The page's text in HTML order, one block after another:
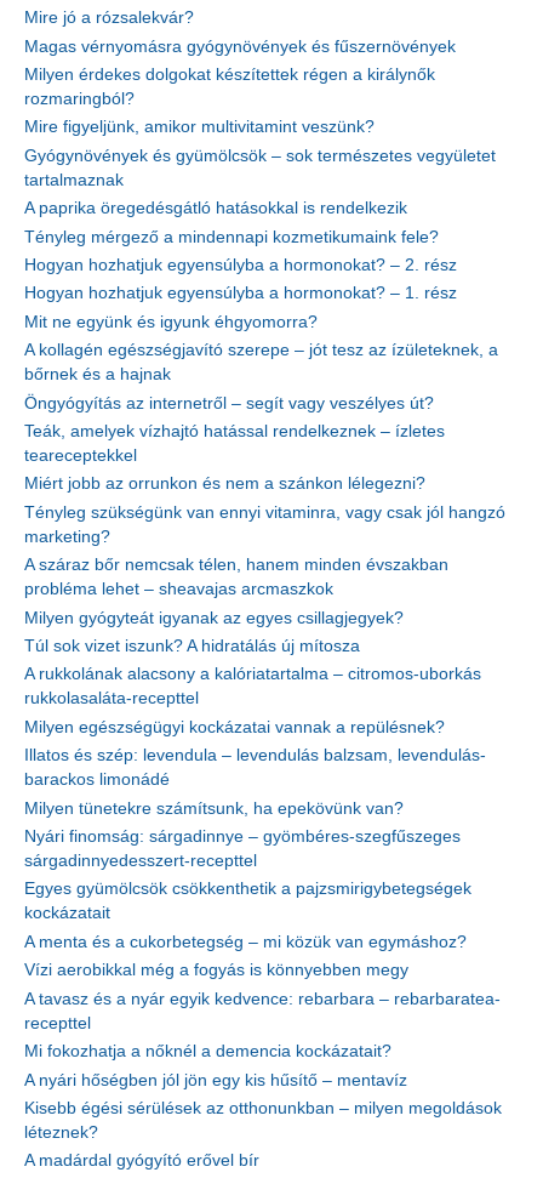
Mire jó a rózsalekvár?
Magas vérnyomásra gyógynövények és fűszernövények
Milyen érdekes dolgokat készítettek régen a királynők
rozmaringból?
Mire figyeljünk, amikor multivitamint veszünk?
Gyógynövények és gyümölcsök – sok természetes vegyületet
tartalmaznak
A paprika öregedésgátló hatásokkal is rendelkezik
Tényleg mérgező a mindennapi kozmetikumaink fele?
Hogyan hozhatjuk egyensúlyba a hormonokat? – 2. rész
Hogyan hozhatjuk egyensúlyba a hormonokat? – 1. rész
Mit ne együnk és igyunk éhgyomorra?
A kollagén egészségjavító szerepe – jót tesz az ízületeknek, a
bőrnek és a hajnak
Öngyógyítás az internetről – segít vagy veszélyes út?
Teák, amelyek vízhajtó hatással rendelkeznek – ízletes
teareceptekkel
Miért jobb az orrunkon és nem a szánkon lélegezni?
Tényleg szükségünk van ennyi vitaminra, vagy csak jól hangzó
marketing?
A száraz bőr nemcsak télen, hanem minden évszakban
probléma lehet – sheavajas arcmaszkok
Milyen gyógyteát igyanak az egyes csillagjegyek?
Túl sok vizet iszunk? A hidratálás új mítosza
A rukkolának alacsony a kalóriatartalma – citromos-uborkás
rukkolasaláta-recepttel
Milyen egészségügyi kockázatai vannak a repülésnek?
Illatos és szép: levendula – levendulás balzsam, levendulás-
barackos limonádé
Milyen tünetekre számítsunk, ha epekövünk van?
Nyári finomság: sárgadinnye – gyömbéres-szegfűszeges
sárgadinnyedesszert-recepttel
Egyes gyümölcsök csökkenthetik a pajzsmirigybetegségek
kockázatait
A menta és a cukorbetegség – mi közük van egymáshoz?
Vízi aerobikkal még a fogyás is könnyebben megy
A tavasz és a nyár egyik kedvence: rebarbara – rebarbaratea-
recepttel
Mi fokozhatja a nőknél a demencia kockázatait?
A nyári hőségben jól jön egy kis hűsítő – mentavíz
Kisebb égési sérülések az otthonunkban – milyen megoldások
léteznek?
A madárdal gyógyító erővel bír